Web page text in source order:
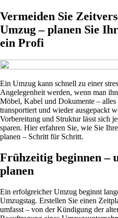
Vermeiden Sie
Umzug – planen Sie
ein Profi
Ein Umzug kann schnell zu einer
Angelegenheit werden, wenn man
Möbel, Kabel und Dokumente – alles
transportiert und wieder ausgepackt
Vorbereitung und Struktur lässt sich
sparen. Hier erfahren Sie, wie Sie
planen – Schritt für Schritt.
Frühzeitig beginnen –
planen
Ein erfolgreicher Umzug beginnt
Umzugstag. Erstellen Sie einen
umfasst – von der Kündigung der